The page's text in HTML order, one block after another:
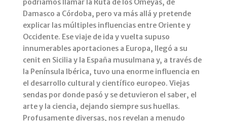
podríamos llamar la Ruta de los Omeyas, de
Damasco a Córdoba, pero va más allá y pretende
explicar las múltiples influencias entre Oriente y
Occidente. Ese viaje de ida y vuelta supuso
innumerables aportaciones a Europa, llegó a su
cenit en Sicilia y la España musulmana y, a través de
la Península Ibérica, tuvo una enorme influencia en
el desarrollo cultural y científico europeo. Viejas
sendas por donde pasó y se detuvieron el saber, el
arte y la ciencia, dejando siempre sus huellas.
Profusamente diversas, nos revelan a menudo